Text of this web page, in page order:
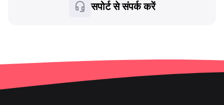
सपोर्ट से संपर्क करें